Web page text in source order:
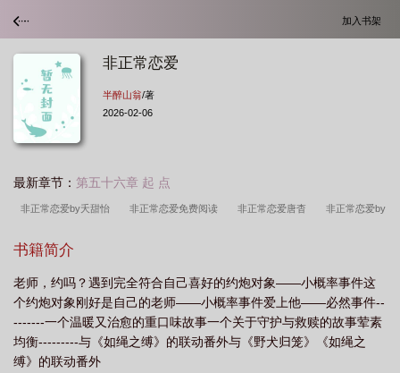
加入书架
非正常恋爱
半醉山翁/著
2026-02-06
最新章节： 第五十六章 起 点
非正常恋爱by夭甜怡 非正常恋爱免费阅读 非正常恋爱唐杳 非正常恋爱by
恋爱韩剧
翁 非正常恋爱关系在线观看 非正常恋爱by半山醉翁全文阅读最新章 非正
常恋爱关系是什么意思 非正常恋爱玉葫芦 非正常恋爱[ABO 非正常恋爱好
看吗 非正常恋爱by半山醉翁讲的什么 非正常恋爱by青辰 非正常恋爱关系
吧 非正常恋爱短剧免费观看
书籍简介
老师，约吗？遇到完全符合自己喜好的约炮对象——小概率事件这
个约炮对象刚好是自己的老师——小概率事件爱上他——必然事件--
-------一个温暖又治愈的重口味故事一个关于守护与救赎的故事荤素
均衡---------与《如绳之缚》的联动番外与《野犬归笼》《如绳之
缚》的联动番外